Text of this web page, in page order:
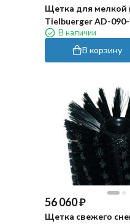
Щетка для мелкой
Tielbuerger AD-
В наличии
В корзину
56 060₽
Щетка свежего